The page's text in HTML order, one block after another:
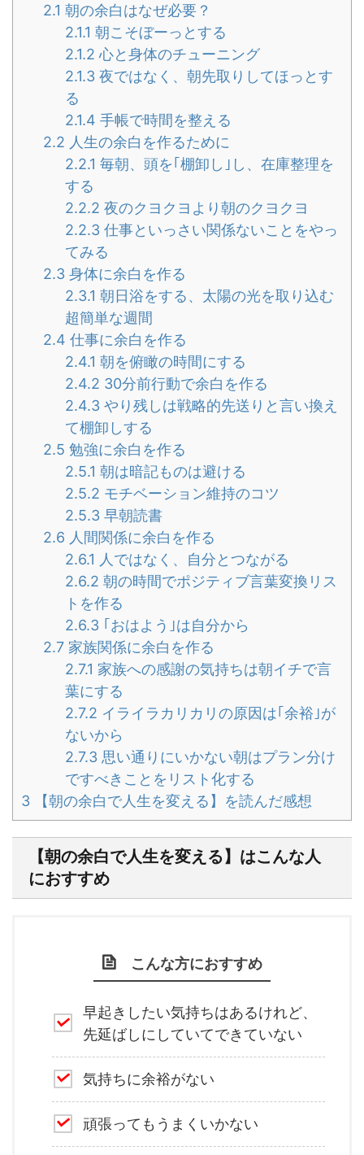
2.1 朝の余白はなぜ必要？
2.1.1 朝こそぼーっとする
2.1.2 心と身体のチューニング
2.1.3 夜ではなく、朝先取りしてほっとす
る
2.1.4 手帳で時間を整える
2.2 人生の余白を作るために
2.2.1 毎朝、頭を｢棚卸し｣し、在庫整理を
する
2.2.2 夜のクヨクヨより朝のクヨクヨ
2.2.3 仕事といっさい関係ないことをやっ
てみる
2.3 身体に余白を作る
2.3.1 朝日浴をする、太陽の光を取り込む
超簡単な週間
2.4 仕事に余白を作る
2.4.1 朝を俯瞰の時間にする
2.4.2 30分前行動で余白を作る
2.4.3 やり残しは戦略的先送りと言い換え
て棚卸しする
2.5 勉強に余白を作る
2.5.1 朝は暗記ものは避ける
2.5.2 モチベーション維持のコツ
2.5.3 早朝読書
2.6 人間関係に余白を作る
2.6.1 人ではなく、自分とつながる
2.6.2 朝の時間でポジティブ言葉変換リス
トを作る
2.6.3 ｢おはよう｣は自分から
2.7 家族関係に余白を作る
2.7.1 家族への感謝の気持ちは朝イチで言
葉にする
2.7.2 イライラカリカリの原因は｢余裕｣が
ないから
2.7.3 思い通りにいかない朝はプラン分け
ですべきことをリスト化する
3 【朝の余白で人生を変える】を読んだ感想
【朝の余白で人生を変える】はこんな人
におすすめ
こんな方におすすめ
早起きしたい気持ちはあるけれど、
先延ばしにしていてできていない
気持ちに余裕がない
頑張ってもうまくいかない